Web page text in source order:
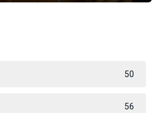
50
56